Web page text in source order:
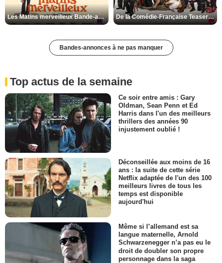
Les Matins merveilleux Bande-annonce VF De la Comédie-Française Teaser VF
Bandes-annonces à ne pas manquer
Top actus de la semaine
Ce soir entre amis : Gary
Oldman, Sean Penn et Ed
Harris dans l'un des meilleurs
thrillers des années 90
injustement oublié !
Déconseillée aux moins de 16
ans : la suite de cette série
Netflix adaptée de l'un des 100
meilleurs livres de tous les
temps est disponible
aujourd'hui
Même si l’allemand est sa
langue maternelle, Arnold
Schwarzenegger n’a pas eu le
droit de doubler son propre
personnage dans la saga